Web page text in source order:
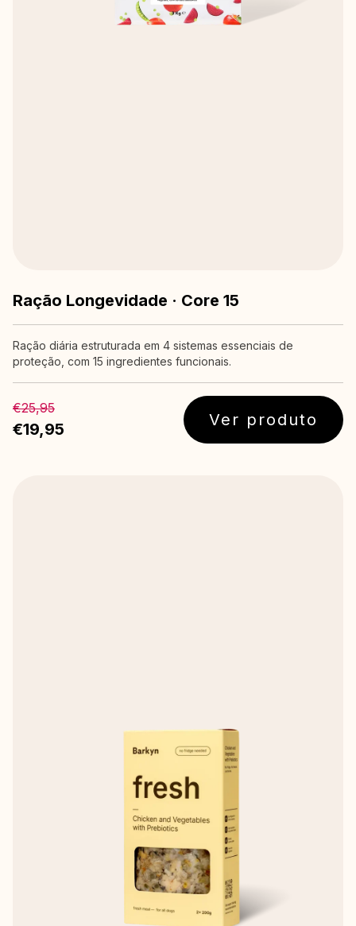
Ração Longevidade · Core 15
Ração diária estruturada em 4 sistemas essenciais de
proteção, com 15 ingredientes funcionais.
€25,95
€19,95 Ver produto